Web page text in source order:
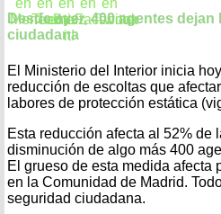
Desde ayer, 400 agentes
ciudadana
El Ministerio del Interior inicia
reducción de escoltas que
labores de protección estática
Esta reducción afecta al 52% de
disminución de algo más 400
El grueso de esta medida afecta
en la Comunidad de Madrid.
seguridad ciudadana.